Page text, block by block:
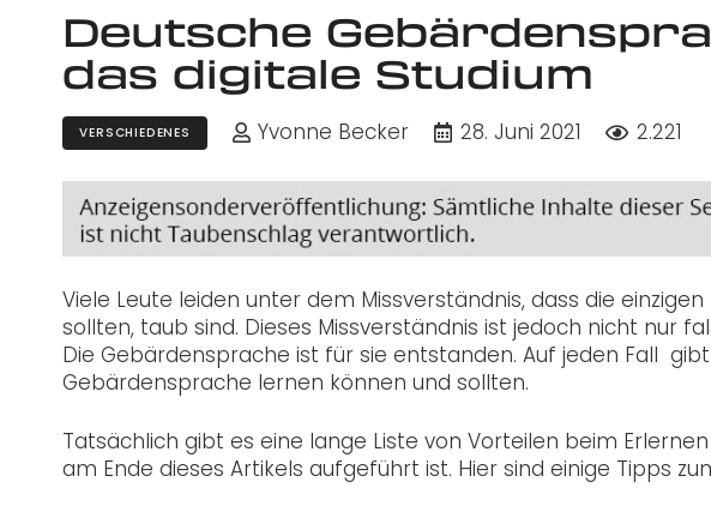
Deutsche
das digitale Studium
VERSCHIEDENES Yvonne Becker 28. Juni 2021 2.221
Viele Leute leiden unter dem Missverständnis, dass die
sollten, taub sind. Dieses Missverständnis ist jedoch nicht nur
Die Gebärdensprache ist für sie entstanden. Auf jeden Fall
Gebärdensprache lernen können und sollten.
Tatsächlich gibt es eine lange Liste von Vorteilen beim
am Ende dieses Artikels aufgeführt ist. Hier sind einige Tipps